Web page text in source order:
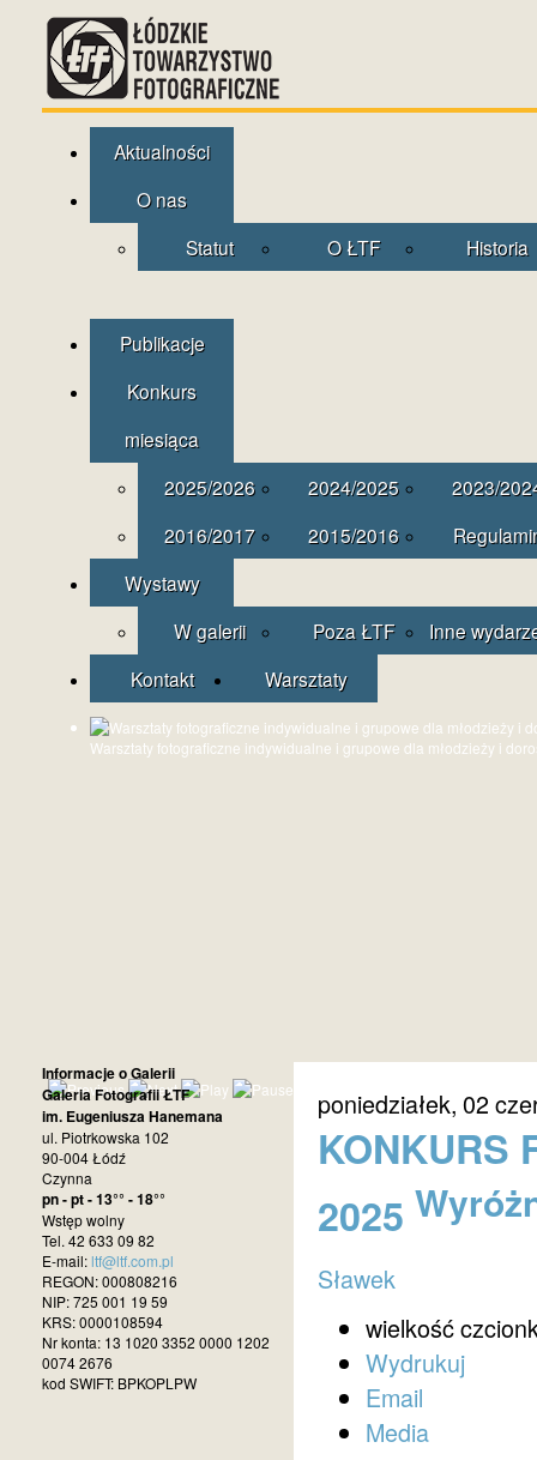
Aktualności
O nas
Statut
O ŁTF Historia
Publikacje
Konkurs
miesiąca
2025/2026
2024/2025
2023/
2016/2017
2015/2016
Wystawy
W galerii
Poza ŁTF
Inne
Kontakt
Warsztaty
Warsztaty fotograficzne indywidualne i grupowe dla młodzieży i
poniedziałek, 02
KONKURS
2025
Sławek
wielkość
Wydrukuj
Email
Media
Informacje o Galerii
Galeria Fotografii ŁTF
im. Eugeniusza Hanemana
ul. Piotrkowska 102
90-004 Łódź
Czynna
pn - pt - 13°° - 18°°
Wstęp wolny
Tel. 42 633 09 82
E-mail:ltf@ltf.com.pl
REGON: 000808216
NIP: 725 001 19 59
KRS: 0000108594
Nr konta: 13 1020 3352 0000 1202
0074 2676
kod SWIFT: BPKOPLPW